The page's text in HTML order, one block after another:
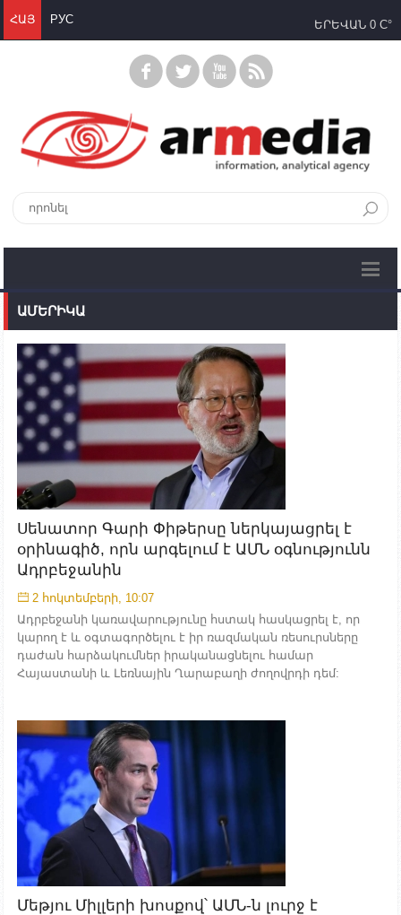
ՀԱՅ РУС ԵՐԵՎԱՆ 0 C°
ԱՄԵՐԻԿԱ
Սենատոր Գարի Փիթերսը ներկայացրել է
օրինագիծ, որն արգելում է ԱՄՆ օգնությունն
Ադրբեջանին
2 հոկտեմբերի, 10:07
Ադրբեջանի կառավարությունը հստակ հասկացրել է, որ
կարող է և օգտագործելու է իր ռազմական ռեսուրսները
դաժան հարձակումներ իրականացնելու համար
Հայաստանի և Լեռնային Ղարաբաղի ժողովրդի դեմ:
Մեթյու Միլլերի խոսքով՝ ԱՄՆ-ն լուրջ է